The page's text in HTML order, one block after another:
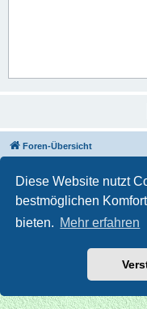
Diese Website nutzt
bestmöglichen
bieten. Mehr erfahren
Foren-Übersicht
Powered by phpBB
Deutsche